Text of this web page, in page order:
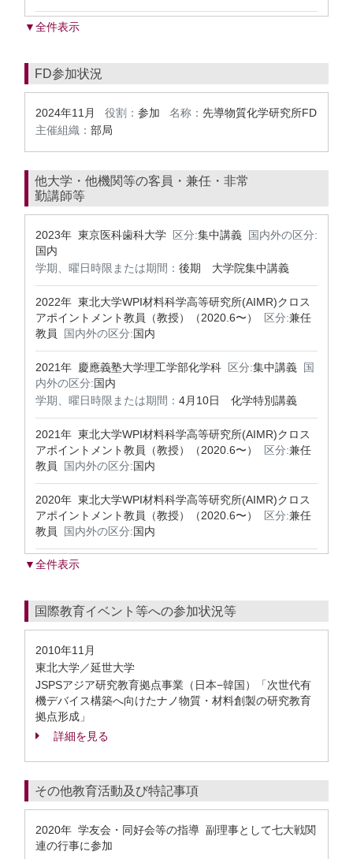
▼全件表示
FD参加状況
2024年11月 役割： 参加 名称： 先導物質化学研究所FD
主催組織： 部局
他大学・他機関等の客員・兼任・非常
勤講師等
2023年 東京医科歯科大学 区分:集中講義
国内外の区分:
国内
学期、曜日時限または期間： 後期 大学院集中講義
2022年 東北大学WPI材料科学高等研究所(AIMR)クロス
アポイントメント教員（教授）（2020.6〜）
区分:兼任
教員
国内外の区分:国内
2021年 慶應義塾大学理工学部化学科 区分:集中講義
国
内外の区分:国内
学期、曜日時限または期間： 4月10日 化学特別講義
2021年 東北大学WPI材料科学高等研究所(AIMR)クロス
アポイントメント教員（教授）（2020.6〜）
区分:兼任
教員
国内外の区分:国内
2020年 東北大学WPI材料科学高等研究所(AIMR)クロス
アポイントメント教員（教授）（2020.6〜）
区分:兼任
教員
国内外の区分:国内
▼全件表示
国際教育イベント等への参加状況等
2010年11月
東北大学／延世大学
JSPSアジア研究教育拠点事業（日本−韓国）「次世代有
機デバイス構築へ向けたナノ物質・材料創製の研究教育
拠点形成」
詳細を見る
その他教育活動及び特記事項
2020年 学友会・同好会等の指導 副理事として七大戦関
連の行事に参加